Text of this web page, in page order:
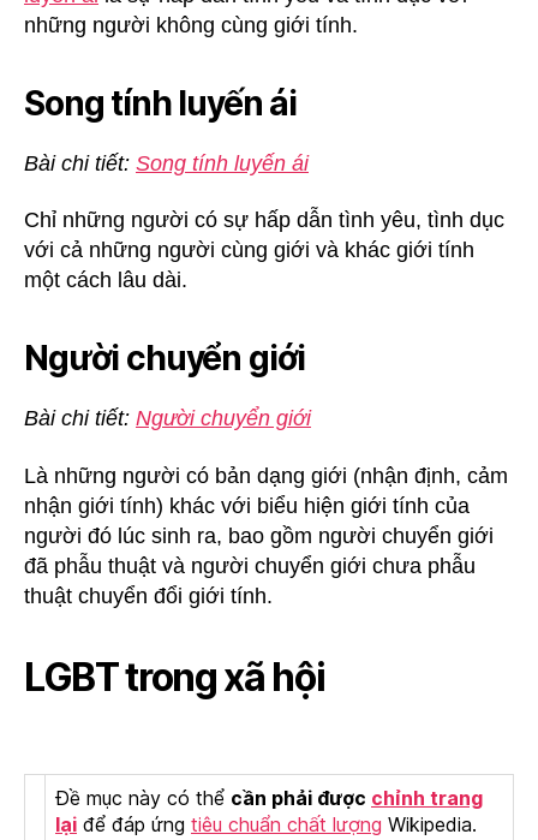
những người không cùng giới tính.
Song tính luyến ái
Bài chi tiết: Song tính luyến ái
Chỉ những người có sự hấp dẫn tình yêu, tình dục
với cả những người cùng giới và khác giới tính
một cách lâu dài.
Người chuyển giới
Bài chi tiết: Người chuyển giới
Là những người có bản dạng giới (nhận định, cảm
nhận giới tính) khác với biểu hiện giới tính của
người đó lúc sinh ra, bao gồm người chuyển giới
đã phẫu thuật và người chuyển giới chưa phẫu
thuật chuyển đổi giới tính.
LGBT trong xã hội
Đề mục này có thể cần phải được chỉnh trang
lại để đáp ứng tiêu chuẩn chất lượng Wikipedia.